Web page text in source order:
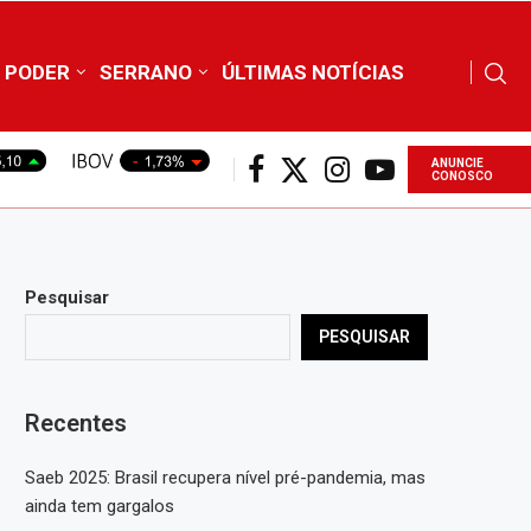
PODER SERRANO ÚLTIMAS NOTÍCIAS
ANUNCIE
CONOSCO
Pesquisar
PESQUISAR
Recentes
Saeb 2025: Brasil recupera nível pré-pandemia, mas
ainda tem gargalos